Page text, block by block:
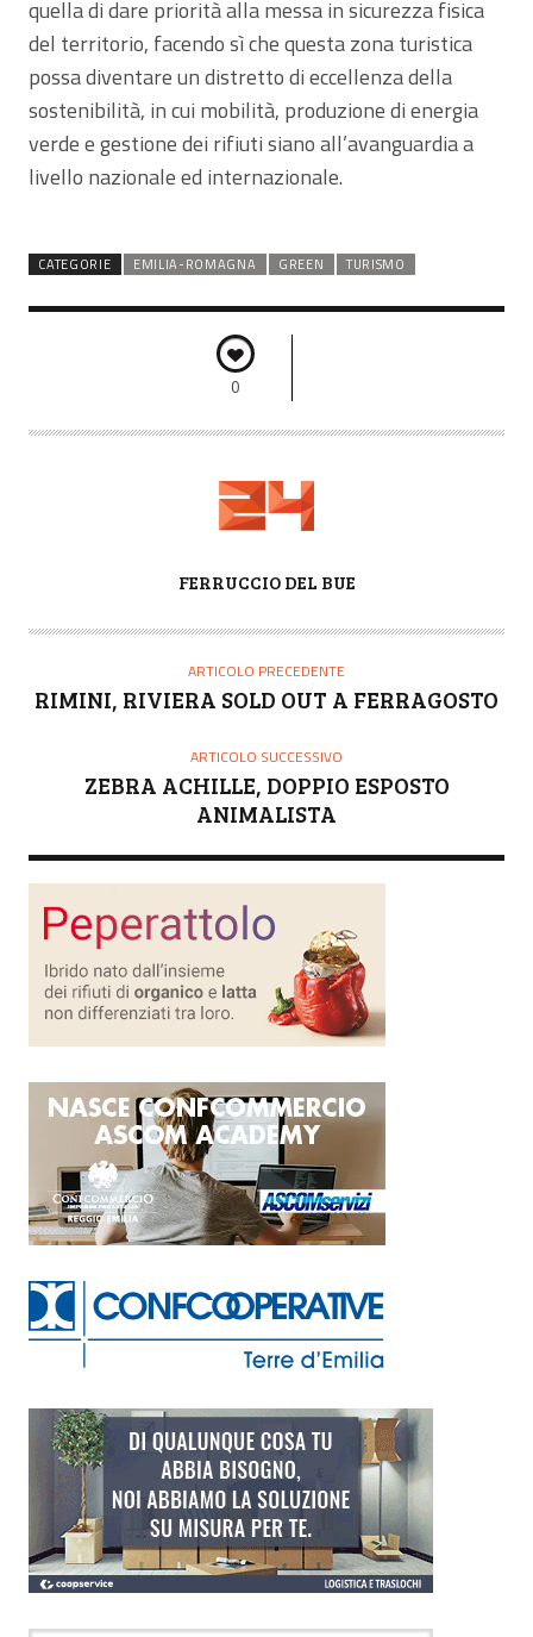
quella di dare priorità alla messa in sicurezza fisica
del territorio, facendo sì che questa zona turistica
possa diventare un distretto di eccellenza della
sostenibilità, in cui mobilità, produzione di energia
verde e gestione dei rifiuti siano all’avanguardia a
livello nazionale ed internazionale.
CATEGORIE EMILIA-ROMAGNA GREEN TURISMO
0
T
R
FERRUCCIO DEL BUE
ARTICOLO PRECEDENTE
RIMINI, RIVIERA SOLD OUT A FERRAGOSTO
ARTICOLO SUCCESSIVO
ZEBRA ACHILLE, DOPPIO ESPOSTO
ANIMALISTA